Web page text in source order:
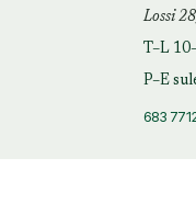
Lossi
T–L
P–E
683